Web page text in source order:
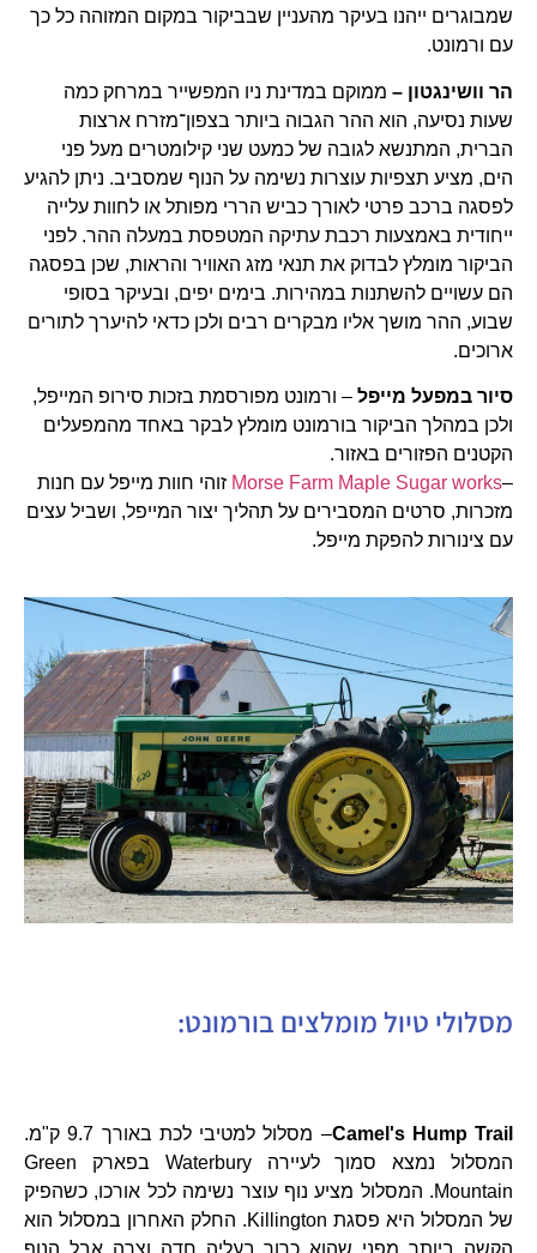
שמבוגרים ייהנו בעיקר מהעניין שבביקור במקום המזוהה כל כך
עם ורמונט.
הר וושינגטון – ממוקם במדינת ניו המפשייר במרחק כמה
שעות נסיעה, הוא ההר הגבוה ביותר בצפון־מזרח ארצות
הברית, המתנשא לגובה של כמעט שני קילומטרים מעל פני
הים, מציע תצפיות עוצרות נשימה על הנוף שמסביב. ניתן להגיע
לפסגה ברכב פרטי לאורך כביש הררי מפותל או לחוות עלייה
ייחודית באמצעות רכבת עתיקה המטפסת במעלה ההר. לפני
הביקור מומלץ לבדוק את תנאי מזג האוויר והראות, שכן בפסגה
הם עשויים להשתנות במהירות. בימים יפים, ובעיקר בסופי
שבוע, ההר מושך אליו מבקרים רבים ולכן כדאי להיערך לתורים
ארוכים.
סיור במפעל מייפל – ורמונט מפורסמת בזכות סירופ המייפל,
ולכן במהלך הביקור בורמונט מומלץ לבקר באחד מהמפעלים
הקטנים הפזורים באזור.
–
Morse Farm Maple Sugar works זוהי חוות מייפל עם חנות
מזכרות, סרטים המסבירים על תהליך יצור המייפל, ושביל עצים
עם צינורות להפקת מייפל.
מסלולי טיול מומלצים בורמונט:
Camel's Hump Trail
– מסלול למטיבי לכת באורך 9.7 ק"מ.
המסלול נמצא סמוך לעיירה Waterbury בפארק Green
Mountain. המסלול מציע נוף עוצר נשימה לכל אורכו, כשהפיק
של המסלול היא פסגת Killington. החלק האחרון במסלול הוא
הקשה ביותר מפני שהוא כרוך בעליה חדה וצרה אבל הנוף